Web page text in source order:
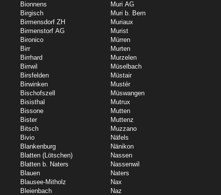
Bionnens
Birgisch
Birmensdorf ZH
Birmenstorf AG
Bironico
Birr
Birrhard
Birrwil
Birsfelden
Birwinken
Bischofszell
Bisisthal
Bissone
Bister
Bitsch
Bivio
Blankenburg
Blatten (Lötschen)
Blatten b. Naters
Blauen
Blausee-Mitholz
Bleienbach
Muri AG
Muri b. Bern
Muriaux
Murist
Mürren
Murten
Murzelen
Müselbach
Müstair
Mustér
Müswangen
Mutrux
Mutten
Muttenz
Muzzano
Näfels
Nänikon
Nassen
Nassenwil
Naters
Nax
Naz